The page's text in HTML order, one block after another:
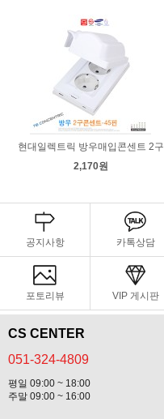
현대일렉트릭 방우매입콘센트 2구
2,170원
공지사항 카톡상담
포토리뷰 VIP 게시판
CS CENTER
051-324-4809
평일 09:00 ~ 18:00
주말 09:00 ~ 16:00